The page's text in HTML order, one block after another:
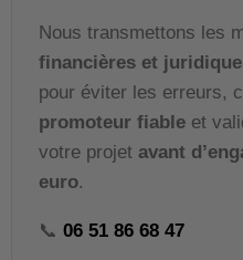
Nous transmettons les
financières et
pour éviter les erreurs,
promoteur fiable et
votre projet avant
euro.
📞 06 51 86 68 47